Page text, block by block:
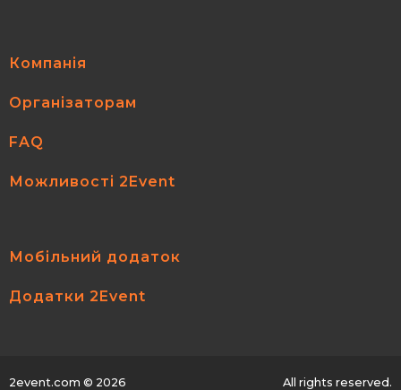
Компанія
Організаторам
FAQ
Можливості 2Event
Мобільний додаток
Додатки 2Event
2event.com © 2026 All rights reserved.